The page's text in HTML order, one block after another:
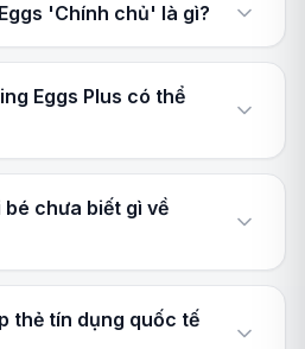
'Chính chủ' là gì?
Eggs Plus có thể
chưa biết gì về
thẻ tín dụng quốc tế